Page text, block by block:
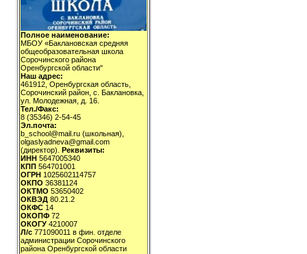
Полное наименование:
МБОУ «Баклановская средняя
общеобразовательная школа
Сорочинского района
Оренбургской области"
Наш адрес:
461912, Оренбургская область,
Сорочинский район, с. Баклановка,
ул. Молодежная, д. 16.
Тел./Факс:
8 (35346) 2-54-45
Эл.почта:
b_school@mail.ru (школьная),
olgaslyadneva@gmail.com
(директор). Реквизиты:
ИНН 5647005340
КПП 564701001
ОГРН 1025602114757
ОКПО 36381124
ОКТМО 53650402
ОКВЭД 80.21.2
ОКФС 14
ОКОПФ 72
ОКОГУ 4210007
Л/с 771090011 в фин. отделе
администрации Сорочинского
района Оренбургской области